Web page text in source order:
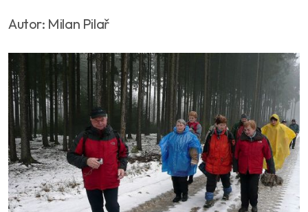
Autor: Milan Pilař